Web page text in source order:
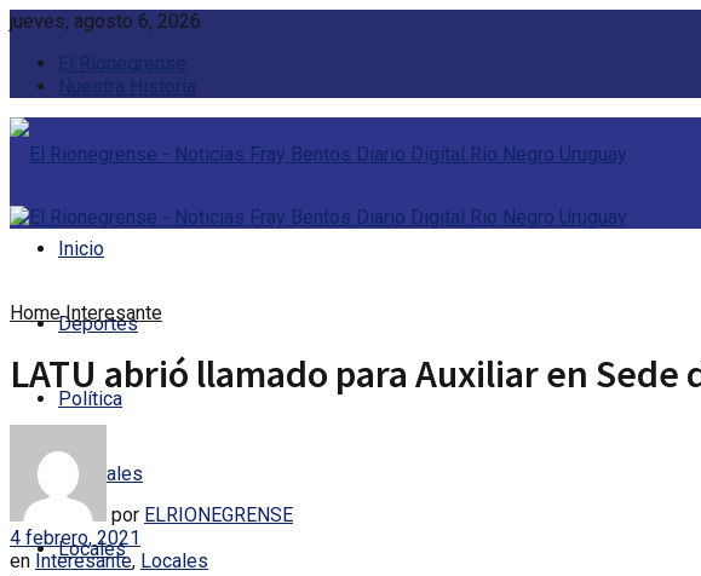
jueves, agosto 6, 2026
El Rionegrense
Nuestra Historia
Inicio
Deportes
Política
Policiales
Locales
Home Interesante
LATU abrió llamado para Auxiliar en Sede
por ELRIONEGRENSE
4 febrero, 2021
en Interesante, Locales